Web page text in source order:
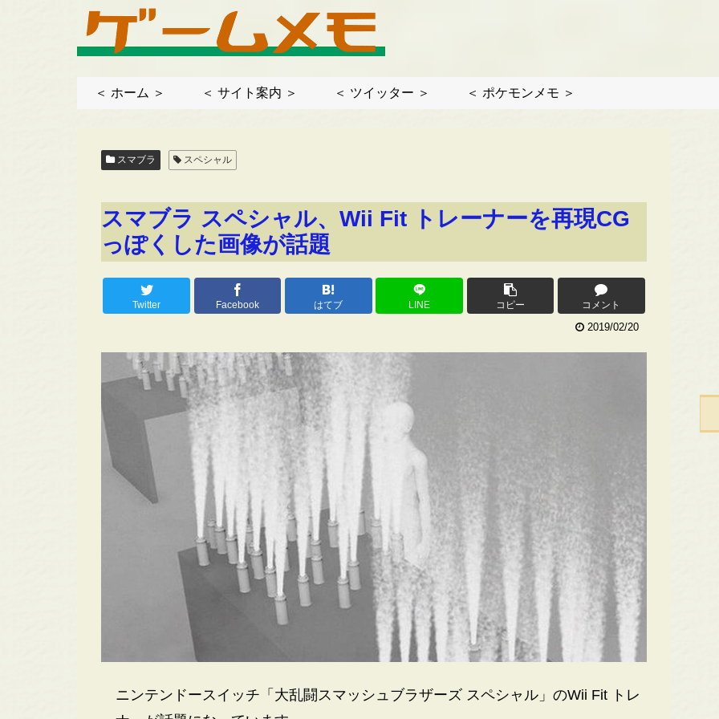
＜ ホーム ＞ ＜ サイト案内 ＞ ＜ ツイッター ＞ ＜ ポケモンメモ ＞
スマブラ スペシャル
スマブラ スペシャル、Wii Fit トレーナーを再現CG
っぽくした画像が話題
Twitter Facebook はてブ LINE コピー コメント
2019/02/20
ニンテンドースイッチ「大乱闘スマッシュブラザーズ スペシャル」のWii Fit トレ